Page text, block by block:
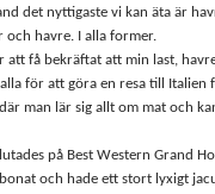
det nyttigaste vi kan äta är
och havre. I alla former.
att få bekräftat att min last,
för att göra en resa till Italien
där man lär sig allt om mat och
på Best Western Grand
och hade ett stort lyxigt